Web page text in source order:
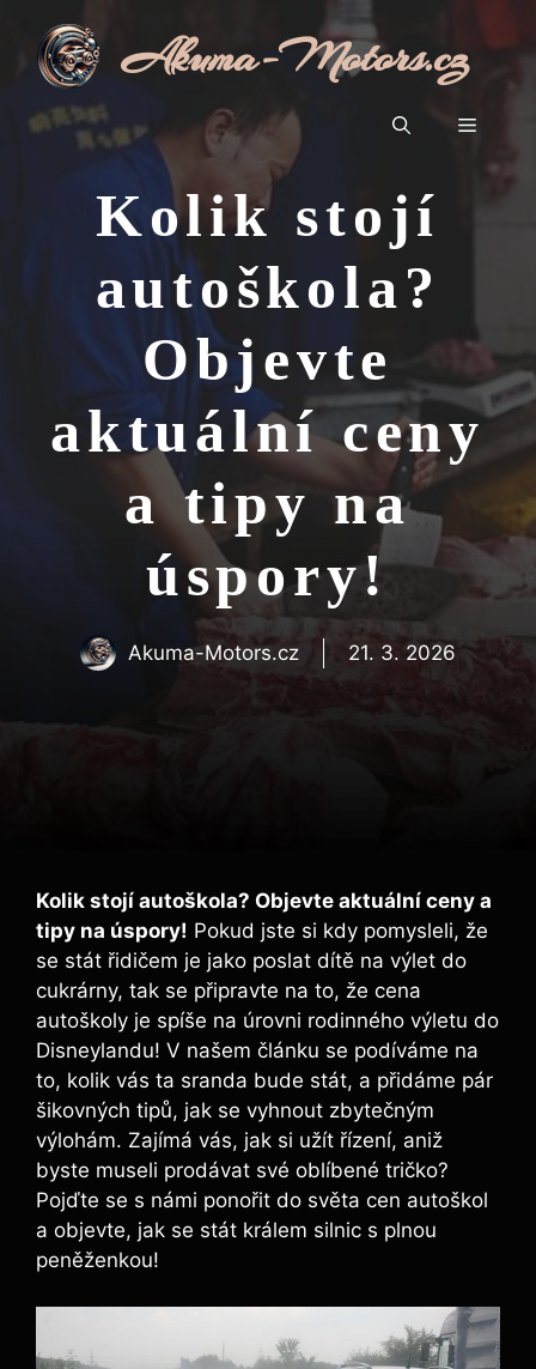
obsah
Akuma-Motors.cz
Menu
Kolik stojí
autoškola?
Objevte
aktuální ceny
a tipy na
úspory!
Akuma-Motors.cz 21. 3. 2026
Kolik stojí autoškola? Objevte aktuální ceny a
tipy na úspory! Pokud jste si kdy pomysleli, že
se stát řidičem je jako poslat dítě na výlet do
cukrárny, tak se připravte na to, že cena
autoškoly je spíše na úrovni rodinného výletu do
Disneylandu! V našem článku se podíváme na
to, kolik vás ta sranda bude stát, a přidáme pár
šikovných tipů, jak se vyhnout zbytečným
výlohám. Zajímá vás, jak si užít řízení, aniž
byste museli prodávat své oblíbené tričko?
Pojďte se s námi ponořit do světa cen autoškol
a objevte, jak se stát králem silnic s plnou
peněženkou!